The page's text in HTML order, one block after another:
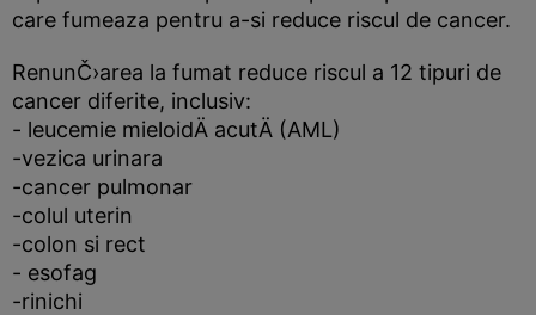
care fumeaza pentru a-si reduce riscul de cancer.
RenunČ›area la fumat reduce riscul a 12 tipuri de
cancer diferite, inclusiv:
- leucemie mieloidÄ acutÄ (AML)
-vezica urinara
-cancer pulmonar
-colul uterin
-colon si rect
- esofag
-rinichi